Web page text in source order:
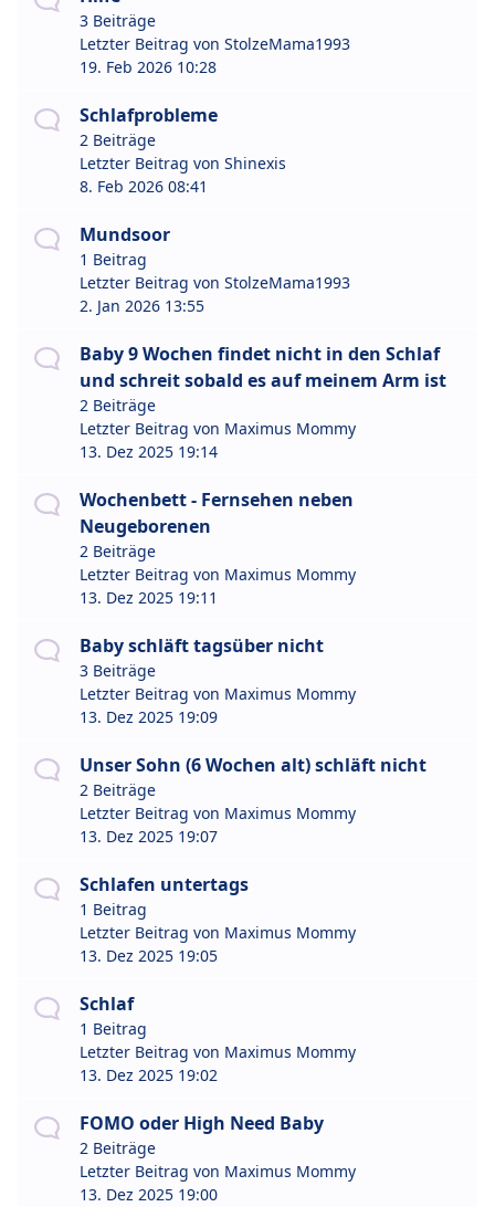
3 Beiträge
Letzter Beitrag von StolzeMama1993
19. Feb 2026 10:28
Schlafprobleme
2 Beiträge
Letzter Beitrag von Shinexis
8. Feb 2026 08:41
Mundsoor
1 Beitrag
Letzter Beitrag von StolzeMama1993
2. Jan 2026 13:55
Baby 9 Wochen findet nicht in den Schlaf
und schreit sobald es auf meinem Arm ist
2 Beiträge
Letzter Beitrag von Maximus Mommy
13. Dez 2025 19:14
Wochenbett - Fernsehen neben
Neugeborenen
2 Beiträge
Letzter Beitrag von Maximus Mommy
13. Dez 2025 19:11
Baby schläft tagsüber nicht
3 Beiträge
Letzter Beitrag von Maximus Mommy
13. Dez 2025 19:09
Unser Sohn (6 Wochen alt) schläft nicht
2 Beiträge
Letzter Beitrag von Maximus Mommy
13. Dez 2025 19:07
Schlafen untertags
1 Beitrag
Letzter Beitrag von Maximus Mommy
13. Dez 2025 19:05
Schlaf
1 Beitrag
Letzter Beitrag von Maximus Mommy
13. Dez 2025 19:02
FOMO oder High Need Baby
2 Beiträge
Letzter Beitrag von Maximus Mommy
13. Dez 2025 19:00